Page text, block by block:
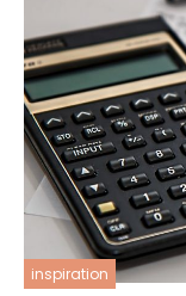
inspiration